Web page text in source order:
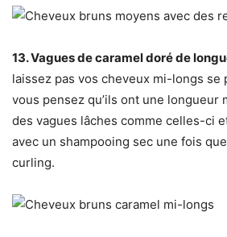
13. Vagues de caramel doré de
laissez pas vos cheveux mi-longs se
vous pensez qu’ils ont une longueur
des vagues lâches comme celles-ci
avec un shampooing sec une fois
curling.